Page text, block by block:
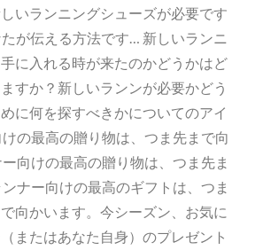
いランニングシューズが必要です
が伝える方法です… 新しいランニ
に入れる時が来たのかどうかはど
すか？新しいランンが必要かどう
に何を探すべきかについてのアイ
の最高の贈り物は、つま先まで向
向けの最高の贈り物は、つま先ま
ナー向けの最高のギフトは、つま
向かいます。今シーズン、お気に
またはあなた自身）のプレゼント